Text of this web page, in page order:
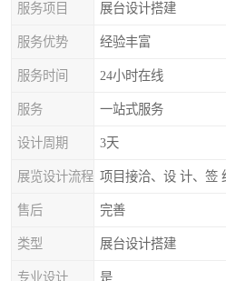
服务项目 展台设计搭建
服务优势 经验丰富
服务时间 24小时在线
服务 一站式服务
设计周期 3天
展览设计流程
售后 完善
类型 展台设计搭建
专业设计 是